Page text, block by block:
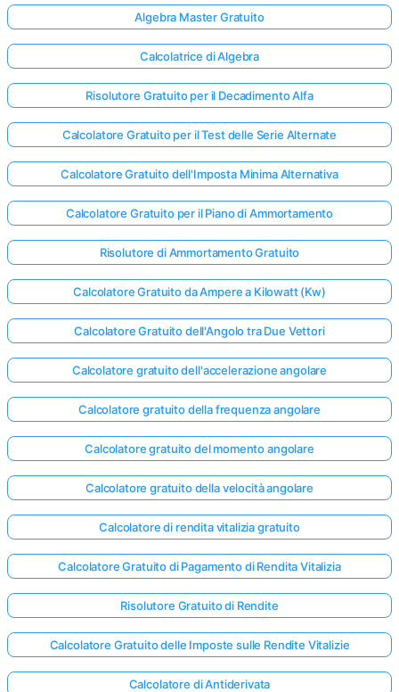
Algebra Master Gratuito
Calcolatrice di Algebra
Risolutore Gratuito per il Decadimento Alfa
Calcolatore Gratuito per il Test delle Serie Alternate
Calcolatore Gratuito dell'Imposta Minima Alternativa
Calcolatore Gratuito per il Piano di Ammortamento
Risolutore di Ammortamento Gratuito
Calcolatore Gratuito da Ampere a Kilowatt (Kw)
Calcolatore Gratuito dell'Angolo tra Due Vettori
Calcolatore gratuito dell'accelerazione angolare
Calcolatore gratuito della frequenza angolare
Calcolatore gratuito del momento angolare
Calcolatore gratuito della velocità angolare
Calcolatore di rendita vitalizia gratuito
Calcolatore Gratuito di Pagamento di Rendita Vitalizia
Risolutore Gratuito di Rendite
Calcolatore Gratuito delle Imposte sulle Rendite Vitalizie
Calcolatore di Antiderivata